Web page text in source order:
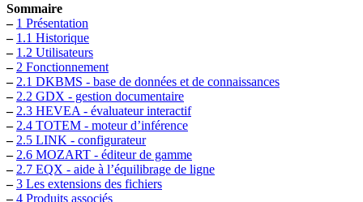
Sommaire
– 1 Présentation
– 1.1 Historique
– 1.2 Utilisateurs
– 2 Fonctionnement
– 2.1 DKBMS - base de données et de connaissances
– 2.2 GDX - gestion documentaire
– 2.3 HEVEA - évaluateur interactif
– 2.4 TOTEM - moteur d’inférence
– 2.5 LINK - configurateur
– 2.6 MOZART - éditeur de gamme
– 2.7 EQX - aide à l’équilibrage de ligne
– 3 Les extensions des fichiers
– 4 Produits associés